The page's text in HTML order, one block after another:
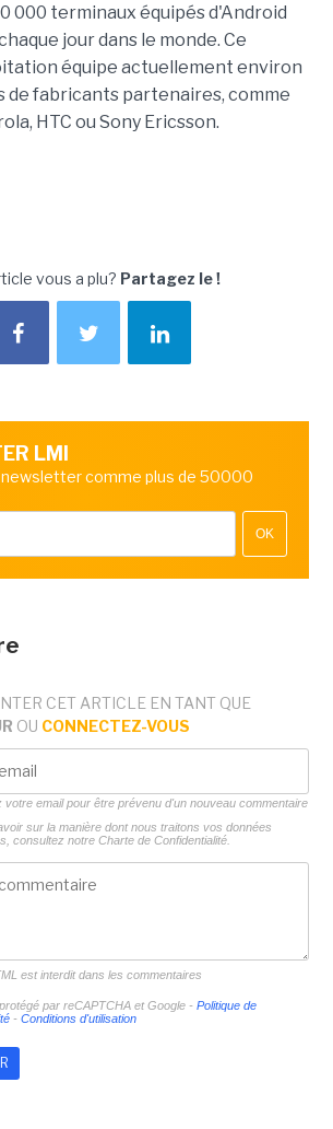
000 terminaux équipés d'Android
jour dans le monde. Ce
équipe actuellement environ
de fabricants partenaires, comme
HTC ou Sony Ericsson.
vous a plu? Partagez le !
LMI
comme plus de 50000
OK
CET ARTICLE EN TANT QUE
OU CONNECTEZ-VOUS
votre email pour être prévenu d'un nouveau commentaire
sur la manière dont nous traitons vos données
consultez notre Charte de Confidentialité.
est interdit dans les commentaires
par reCAPTCHA et Google - Politique de
- Conditions d'utilisation